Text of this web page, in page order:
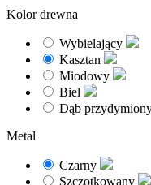
Kolor drewna
Wybielający
Kasztan
Miodowy
Biel
Dąb
Metal
Czarny
Szczotkowany